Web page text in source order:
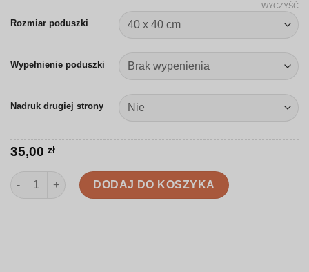
od
35,00 zł
do
103,30 zł
Rozmiar poduszki
Wypełnienie poduszki
Nadruk drugiej strony
WYCZYŚĆ
35,00 zł
ilość Poduszka | Akwarelowe stokrotki w spokojnej zielonej
DODAJ DO KOSZYKA